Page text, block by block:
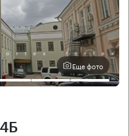
Еще фото